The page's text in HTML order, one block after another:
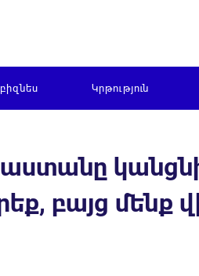
Կրթություն
կանցնի
բայց մենք